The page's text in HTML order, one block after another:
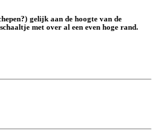
gelijk aan de hoogte van de
met over al een even hoge rand.